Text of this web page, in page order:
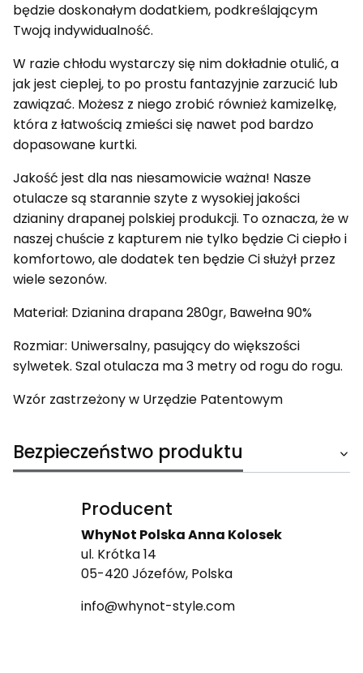
będzie doskonałym dodatkiem, podkreślającym
Twoją indywidualność.
W razie chłodu wystarczy się nim dokładnie otulić, a
jak jest cieplej, to po prostu fantazyjnie zarzucić lub
zawiązać. Możesz z niego zrobić również kamizelkę,
która z łatwością zmieści się nawet pod bardzo
dopasowane kurtki.
Jakość jest dla nas niesamowicie ważna! Nasze
otulacze są starannie szyte z wysokiej jakości
dzianiny drapanej polskiej produkcji. To oznacza, że w
naszej chuście z kapturem nie tylko będzie Ci ciepło i
komfortowo, ale dodatek ten będzie Ci służył przez
wiele sezonów.
Materiał: Dzianina drapana 280gr, Bawełna 90%
Rozmiar: Uniwersalny, pasujący do większości
sylwetek. Szal otulacza ma 3 metry od rogu do rogu.
Wzór zastrzeżony w Urzędzie Patentowym
Bezpieczeństwo produktu
Producent
WhyNot Polska Anna Kolosek
ul. Krótka 14
05-420 Józefów, Polska
info@whynot-style.com